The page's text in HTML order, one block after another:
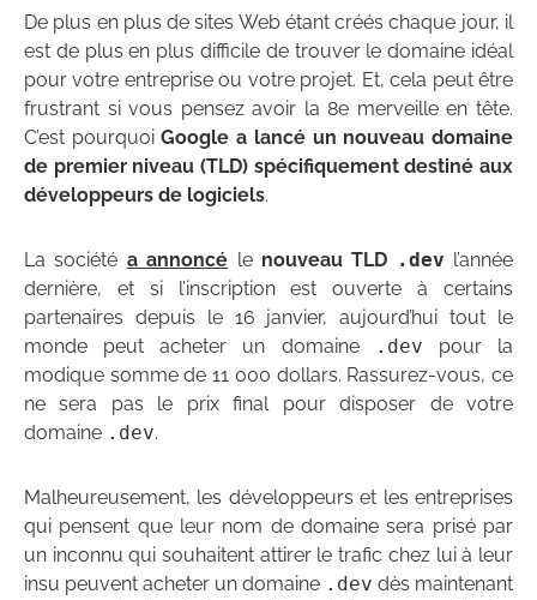
De plus en plus de sites Web étant créés chaque jour, il
est de plus en plus difficile de trouver le domaine idéal
pour votre entreprise ou votre projet. Et, cela peut être
frustrant si vous pensez avoir la 8e merveille en tête.
C’est pourquoiGoogle a lancé un nouveau domaine
de premier niveau (TLD) spécifiquement destiné aux
développeurs de logiciels.
La société a annoncé le nouveau TLD .dev l’année
dernière, et si l’inscription est ouverte à certains
partenaires depuis le 16 janvier, aujourd’hui tout le
monde peut acheter un domaine
.dev pour la
modique somme de 11 000 dollars. Rassurez-vous, ce
ne sera pas le prix final pour disposer de votre
domaine .dev.
Malheureusement, les développeurs et les entreprises
qui pensent que leur nom de domaine sera prisé par
un inconnu qui souhaitent attirer le trafic chez lui à leur
insu peuvent acheter un domaine .dev dès maintenant